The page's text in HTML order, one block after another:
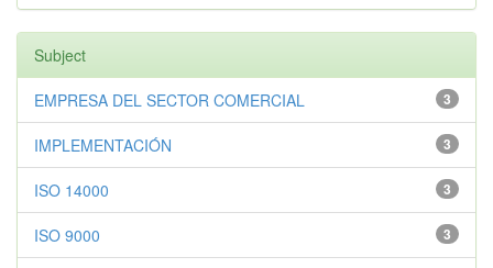
Subject
3
EMPRESA DEL SECTOR COMERCIAL
3
IMPLEMENTACIÓN
3
ISO 14000
3
ISO 9000